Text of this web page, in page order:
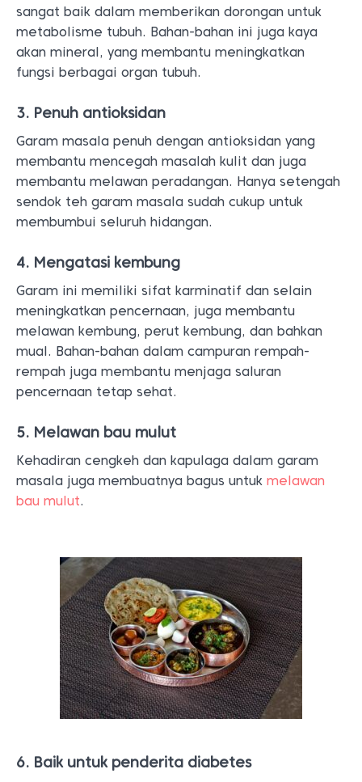
sangat baik dalam memberikan dorongan untuk
metabolisme tubuh. Bahan-bahan ini juga kaya
akan mineral, yang membantu meningkatkan
fungsi berbagai organ tubuh.
3. Penuh antioksidan
Garam masala penuh dengan antioksidan yang
membantu mencegah masalah kulit dan juga
membantu melawan peradangan. Hanya setengah
sendok teh garam masala sudah cukup untuk
membumbui seluruh hidangan.
4. Mengatasi kembung
Garam ini memiliki sifat karminatif dan selain
meningkatkan pencernaan, juga membantu
melawan kembung, perut kembung, dan bahkan
mual. Bahan-bahan dalam campuran rempah-
rempah juga membantu menjaga saluran
pencernaan tetap sehat.
5. Melawan bau mulut
Kehadiran cengkeh dan kapulaga dalam garam
masala juga membuatnya bagus untuk melawan
bau mulut.
6. Baik untuk penderita diabetes